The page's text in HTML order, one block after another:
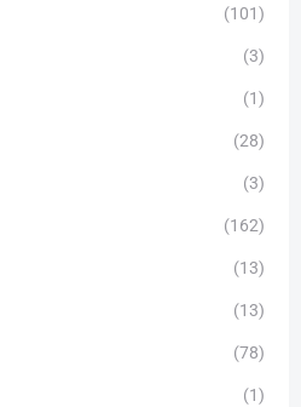
(101)
(3)
(1)
(28)
(3)
(162)
(13)
(13)
(78)
(1)